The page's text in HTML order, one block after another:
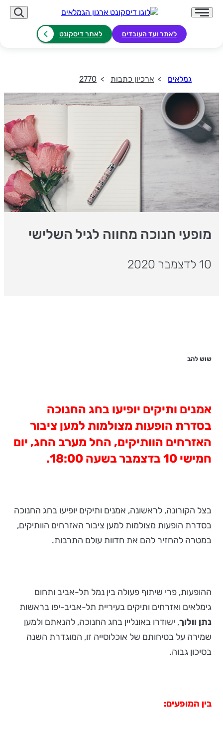
לאתר ועד העובדים לאתר דיסקונט
גמלאים ארכיון כתבות 2770
מופעי חנוכה מחווה לגיל השלישי
10 לדצמבר 2020
שוש להב
אמנים ותיקים יופיעו בחג החנוכה
בסדרת הופעות מצולמות למען ציבור
האזרחים הוותיקים, החל מערב החג, יום
חמישי 10 בדצמבר בשעה 18:00.
בצל הקורונה, לראשונה, אמנים ותיקים יופיעו בחג החנוכה
בסדרת הופעות מצולמות למען ציבור האזרחים הוותיקים,
במטרה להחזיר להם את חדוות עולם התרבות.
ההופעות, פרי שיתוף פעולה בין נמל תל-אביב ותחום
גימלאים ואזרחים ותיקים בעיריית תל-אביב-יפו בראשות
נתן וולוך, ישודרו באונליין בחג החנוכה, להנאתם ולמען
שמירה על בטיחותם של אוכלוסייה זו, המוגדרת השנה
בסיכון גבוה.
בין המופעים: